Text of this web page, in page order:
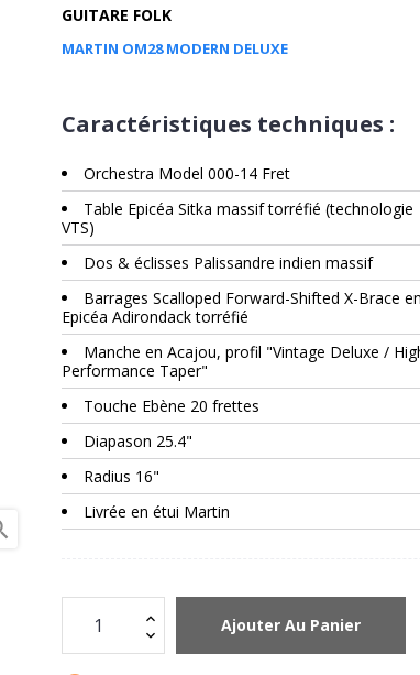
GUITARE FOLK
MARTIN OM28 MODERN DELUXE
Caractéristiques techniques :
Orchestra Model 000-14 Fret
Table Epicéa Sitka massif torréfié (technologie
VTS)
Dos & éclisses Palissandre indien massif
Barrages Scalloped Forward-Shifted X-Brace
Epicéa Adirondack torréfié
Manche en Acajou, profil "Vintage Deluxe /
Performance Taper"
Touche Ebène 20 frettes
Diapason 25.4"
Radius 16"
Livrée en étui Martin
Ajouter Au Panier